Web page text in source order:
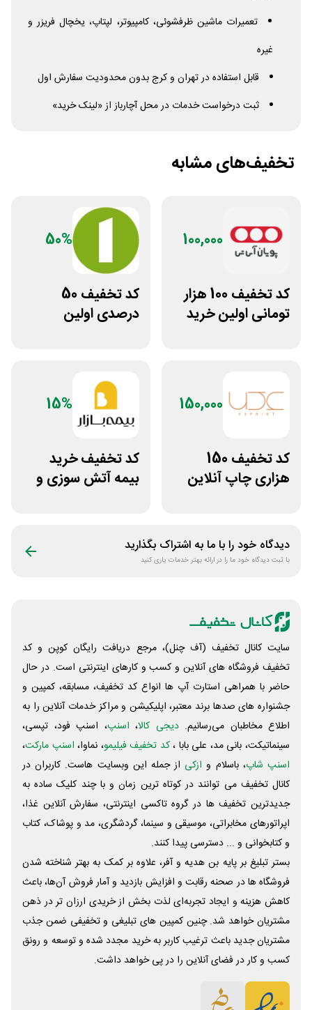
تعمیرات ماشین ظرفشوئی، کامپیوتر، لپتاپ، یخچال فریزر و
غیره
قابل استفاده در تهران و کرج بدون محدودیت سفارش اول
ثبت درخواست خدمات در محل آچارباز از «لینک خرید»
تخفیف‌های مشابه
100,000
کد تخفیف 100 هزار
تومانی اولین خرید
50%
کد تخفیف 50
درصدی اولین
150,000
کد تخفیف 150
هزاری چاپ آنلاین
15%
کد تخفیف خرید
بیمه آتش سوزی و
دیدگاه خود را با ما به اشتراک بگذارید
با ثبت دیدگاه خود ما را در ارائه بهتر خدمات یاری کنید
سایت کانال تخفیف (آف چنل)، مرجع دریافت رایگان کوپن و کد
تخفیف فروشگاه های آنلاین و کسب و‌ کارهای اینترنتی است. در حال
حاضر با همراهی استارت آپ ها انواع کد تخفیف، مسابقه، کمپین و
جشنواره های صدها برند معتبر، اپلیکیشن و مراکز خدمات آنلاین را به
اطلاع مخاطبان می‌رسانیم. دیجی کالا، اسنپ، اسنپ فود، تپسی،
سینماتیکت، بانی مد، علی‌ بابا ،کد تخفیف فیلیمو، نماوا، اسنپ مارکت،
اسنپ شاپ، باسلام و ازکی از جمله این وبسایت ‌هاست. کاربران در
کانال تخفیف می توانند در کوتاه ترین زمان و با چند کلیک ساده به
جدیدترین تخفیف ها در گروه تاکسی اینترنتی، سفارش آنلاین غذا،
اپراتورهای مخابراتی، موسیقی و سینما، گردشگری، مد و پوشاک، کتاب
و کتابخوانی و ... دسترسی پیدا کنند.
بستر تبلیغ بر پایه بن هدیه و آفر، علاوه بر کمک به بهتر شناخته شدن
فروشگاه ها در صحنه رقابت و افزایش بازدید و آمار فروش آن‌ها، باعث
کاهش هزینه و ایجاد تجربه‌ای لذت بخش از خریدی ارزان تر در ذهن
مشتریان خواهد شد. چنین کمپین های تبلیغی و تخفیفی ضمن جذب
مشتریان جدید باعث ترغیب کاربر به خرید مجدد شده و توسعه و رونق
کسب و کار در فضای آنلاین را در پی خواهد داشت.